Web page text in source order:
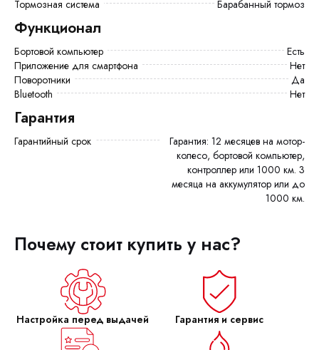
Тормозная система Барабанный тормоз
Функционал
Бортовой компьютер
есть
Приложение для смартфона
Нет
Поворотники
Да
Bluetooth
Нет
Гарантия
Гарантийный срок
Гарантия: 12 месяцев на мотор-
колесо, бортовой компьютер,
контроллер или 1000 км. 3
месяца на аккумулятор или до
1000 км.
Почему стоит купить у нас?
Настройка перед выдачей Гарантия и сервис